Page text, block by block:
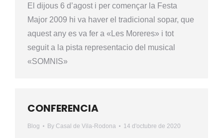
El dijous 6 d’agost i per començar la Festa
Major 2009 hi va haver el tradicional sopar, que
aquest any es va fer a «Les Moreres» i tot
seguit a la pista representacio del musical
«SOMNIS»
CONFERENCIA
Blog By Casal de Vila-Rodona 14 d'octubre de 2020